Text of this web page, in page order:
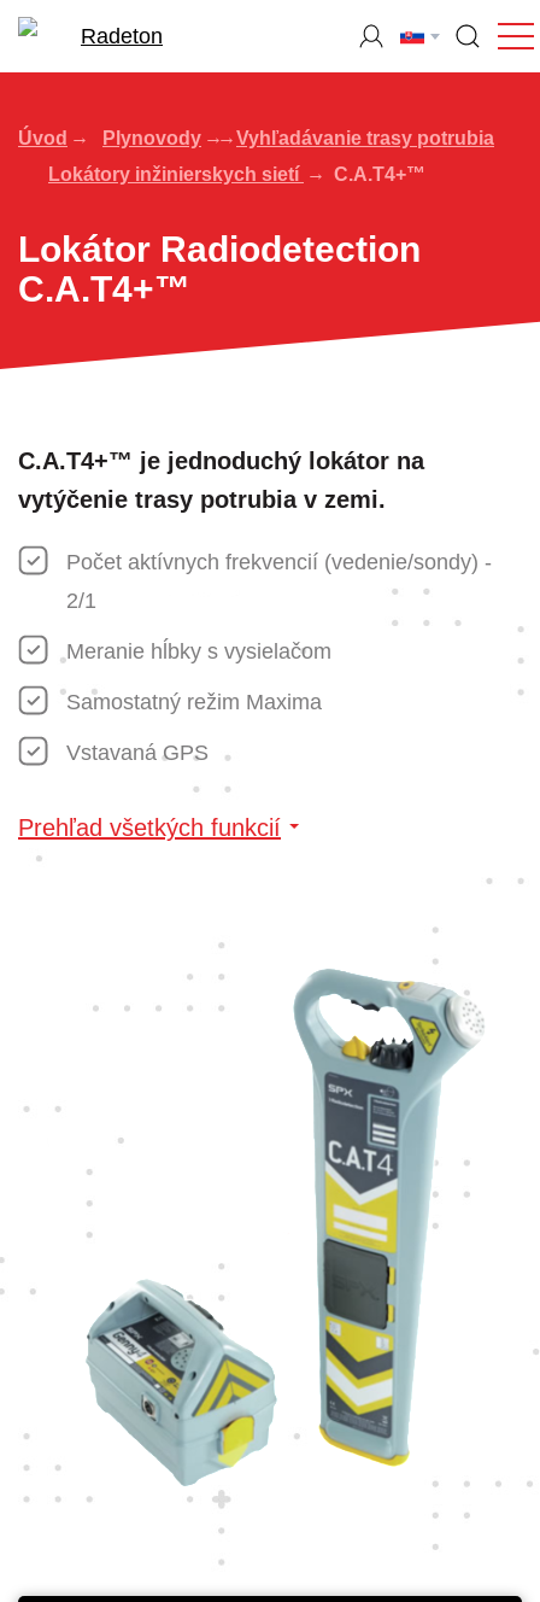
Úvod Plynovody
Vyhľadávanie trasy potrubia
Lokátory inžinierskych sietí
C.A.T4+™
Lokátor Radiodetection
C.A.T4+™
C.A.T4+™ je jednoduchý lokátor na
vytýčenie trasy potrubia v zemi.
Počet aktívnych frekvencií (vedenie/sondy) -
2/1
Meranie hĺbky s vysielačom
Samostatný režim Maxima
Vstavaná GPS
Prehľad všetkých funkcií